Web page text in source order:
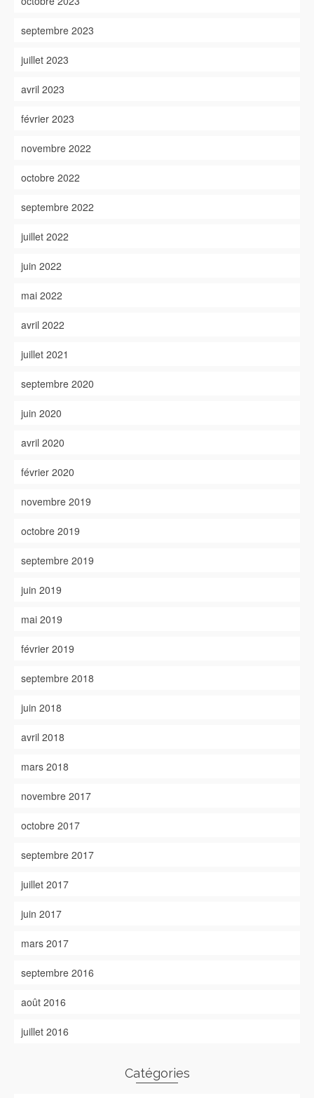
septembre 2023
juillet 2023
avril 2023
février 2023
novembre 2022
octobre 2022
septembre 2022
juillet 2022
juin 2022
mai 2022
avril 2022
juillet 2021
septembre 2020
juin 2020
avril 2020
février 2020
novembre 2019
octobre 2019
septembre 2019
juin 2019
mai 2019
février 2019
septembre 2018
juin 2018
avril 2018
mars 2018
novembre 2017
octobre 2017
septembre 2017
juillet 2017
juin 2017
mars 2017
septembre 2016
août 2016
juillet 2016
Catégories